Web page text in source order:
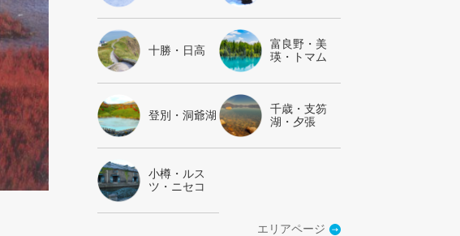
十勝・日高
富良野・美
瑛・トマム
登別・洞爺湖
千歳・支笏
湖・夕張
小樽・ルス
ツ・ニセコ
エリアページ